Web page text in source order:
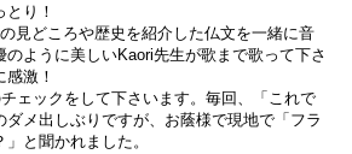
り！
見どころや歴史を紹介した仏文を一緒に音
ように美しいKaori先生が歌まで歌って下さ
激！
ェックをして下さいます。毎回、「これで
ダメ出しぶりですが、お蔭様で現地で「フラ
と聞かれました。